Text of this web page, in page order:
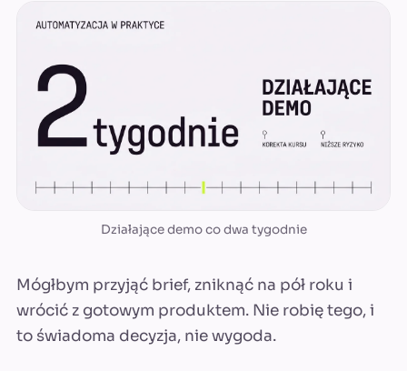
Działające demo co dwa tygodnie
Mógłbym przyjąć brief, zniknąć na pół roku i
wrócić z gotowym produktem. Nie robię tego, i
to świadoma decyzja, nie wygoda.